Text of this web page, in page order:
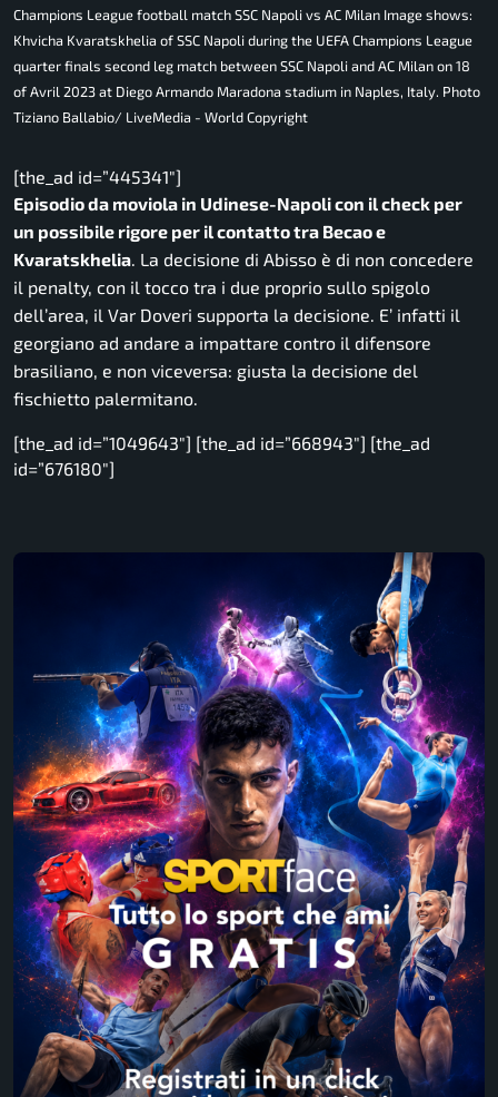
Champions League football match SSC Napoli vs AC Milan Image shows:
Khvicha Kvaratskhelia of SSC Napoli during the UEFA Champions League
quarter finals second leg match between SSC Napoli and AC Milan on 18
of Avril 2023 at Diego Armando Maradona stadium in Naples, Italy. Photo
Tiziano Ballabio/ LiveMedia - World Copyright
[the_ad id=”445341″]
Episodio da moviola in Udinese-Napoli con il check per
un possibile rigore per il contatto tra Becao e
Kvaratskhelia. La decisione di Abisso è di non concedere
il penalty, con il tocco tra i due proprio sullo spigolo
dell’area, il Var Doveri supporta la decisione. E’ infatti il
georgiano ad andare a impattare contro il difensore
brasiliano, e non viceversa: giusta la decisione del
fischietto palermitano.
[the_ad id=”1049643″] [the_ad id=”668943″] [the_ad
id=”676180″]